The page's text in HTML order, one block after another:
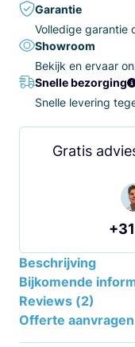
Garantie
Volledige garantie
Showroom
Bekijk en ervaar
Snelle bezorging
Snelle levering
Gratis
Beschrijving
Bijkomende
Reviews (2)
Offerte aanvragen